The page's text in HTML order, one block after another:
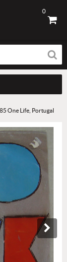
0
One Life, Portugal